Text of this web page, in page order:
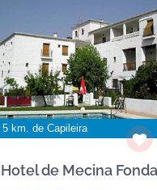
5 km. de Capileira
Hotel de Mecina